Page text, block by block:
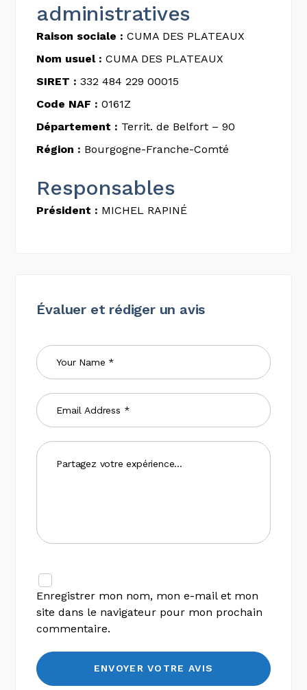
administratives
Raison sociale : CUMA DES PLATEAUX
Nom usuel : CUMA DES PLATEAUX
SIRET : 332 484 229 00015
Code NAF : 0161Z
Département : Territ. de Belfort – 90
Région : Bourgogne-Franche-Comté
Responsables
Président : MICHEL RAPINÉ
Évaluer et rédiger un avis
Enregistrer mon nom, mon e-mail et mon
site dans le navigateur pour mon prochain
commentaire.